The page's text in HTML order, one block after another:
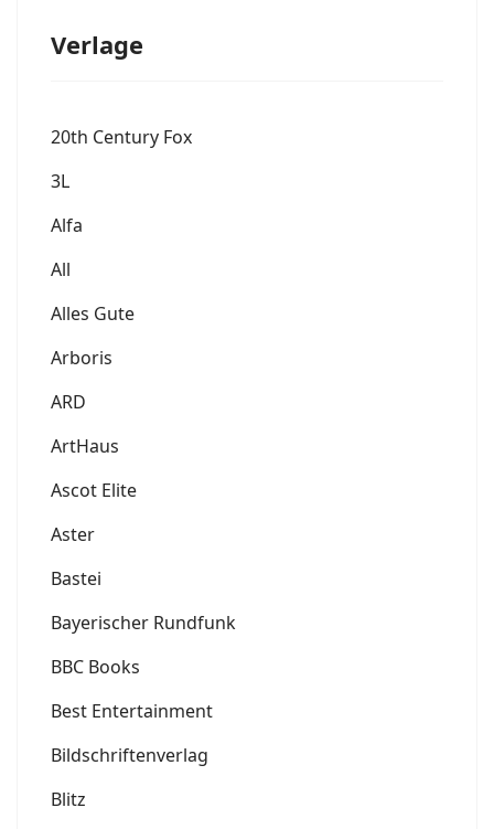
Verlage
20th Century Fox
3L
Alfa
All
Alles Gute
Arboris
ARD
ArtHaus
Ascot Elite
Aster
Bastei
Bayerischer Rundfunk
BBC Books
Best Entertainment
Bildschriftenverlag
Blitz